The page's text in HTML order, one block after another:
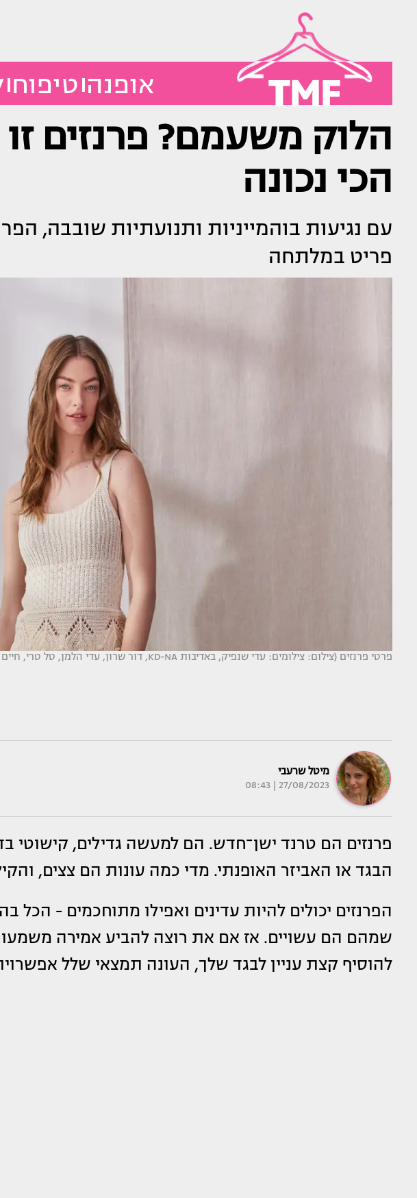
TMF אופנה טיפוח
הלוק משעמם? פרנזים
הכי נכונה
עם נגיעות בוהמייניות ותנועתיות שובבה,
פריט במלתחה
פרטי פרנזים (צילום: צילומים: עדי שנפיק, באדיבות KD-NA, דור שרון, עדי הלמן, טל טרי, חיים כהן, גל ביטון, יח"צ)
מיטל שרעבי
27/08/2023 | 08:43
פרנזים הם טרנד ישן־חדש. הם למעשה גדילים, קישוטי
הבגד או האביזר האופנתי. מדי כמה עונות הם צצים,
הפרנזים יכולים להיות עדינים ואפילו מתוחכמים -
שמהם הם עשויים. אז אם את רוצה להביע אמירה
להוסיף קצת עניין לבגד שלך, העונה תמצאי שלל